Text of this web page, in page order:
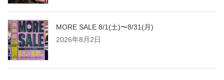
MORE SALE 8/1(土)〜8/31(月)
2026年8月2日